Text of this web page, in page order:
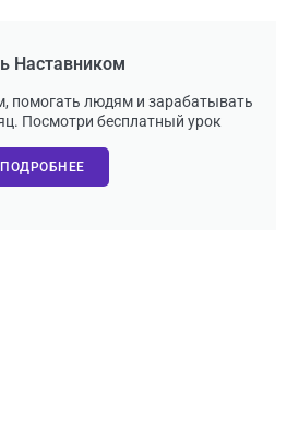
Наставником
помогать людям и зарабатывать
Посмотри бесплатный урок
ПОДРОБНЕЕ